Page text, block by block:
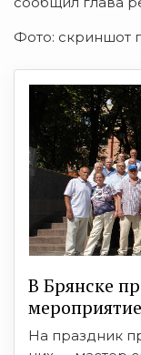
Фото: скриншот
В Брянске
На праздник